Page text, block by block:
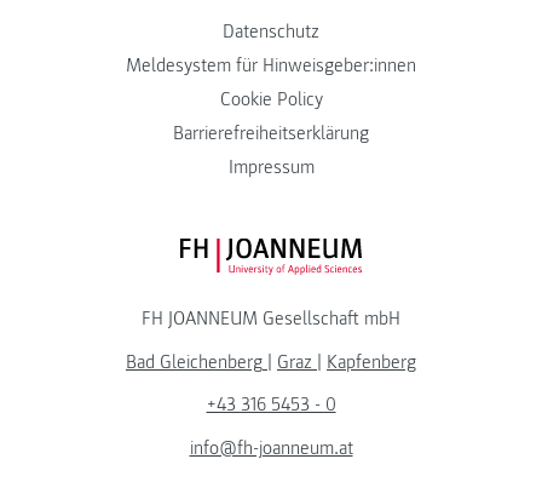
Datenschutz
Meldesystem für Hinweisgeber:innen
Cookie Policy
Barrierefreiheitserklärung
Impressum
FH JOANNEUM Logo
FH JOANNEUM Gesellschaft mbH
Bad Gleichenberg | Graz | Kapfenberg
+43 316 5453 - 0
info@fh-joanneum.at